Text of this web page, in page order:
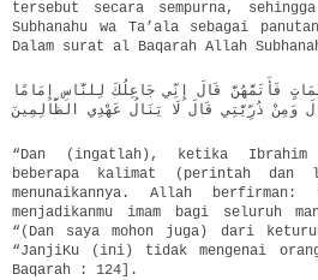
tersebut secara sempurna,
Subhanahu wa Ta’ala sebagai
Dalam surat al Baqarah Allah
فَأَتَمَّهُنَّ قَالَ إِنِّي جَاعِلُكَ لِلنَّاسِ إِمَامًا
وَمِنْ ذُرِّيَّتِي قَالَ لَا يَنَالُ عَهْدِي الظَّالِمِينَ
“Dan (ingatlah), ketika Ibrahim
beberapa kalimat (perintah dan
menunaikannya. Allah berfirman:
menjadikanmu imam bagi seluruh
“(Dan saya mohon juga) dari
“JanjiKu (ini) tidak mengenai
Baqarah : 124].